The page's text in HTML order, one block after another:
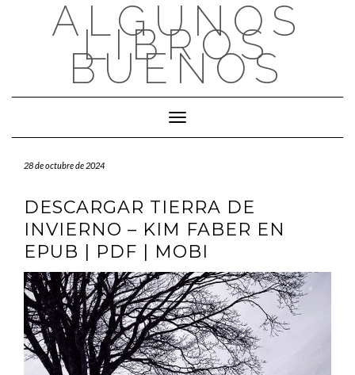
ALGUNOS
LIBROS
BUENOS
Cambiar modo de navegación
28 de octubre de 2024
DESCARGAR TIERRA DE
INVIERNO – KIM FABER EN
EPUB | PDF | MOBI